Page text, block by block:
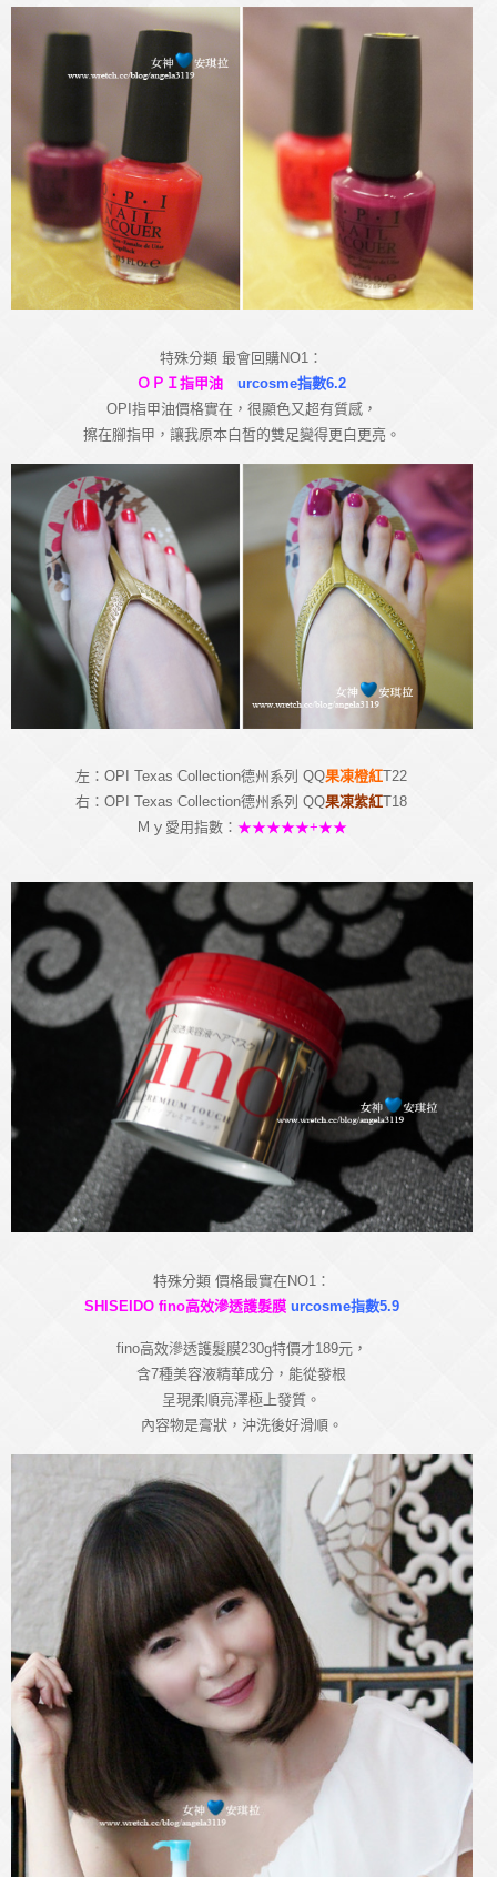
特殊分類 最會回購NO1：
ＯＰＩ指甲油
urcosme指數6.2
OPI指甲油價格實在，很顯色又超有質感，
擦在腳指甲，讓我原本白皙的雙足變得更白更亮。
左：OPI Texas Collection德州系列 QQ果凍橙紅T22
右：OPI Texas Collection德州系列 QQ果凍紫紅T18
Ｍｙ愛用指數： ★★★★★+★★
特殊分類 價格最實在NO1：
SHISEIDO fino高效滲透護髮膜 urcosme指數5.9
fino高效滲透護髮膜230g特價才189元，
含7種美容液精華成分，能從發根
呈現柔順亮澤極上發質。
內容物是膏狀，沖洗後好滑順。